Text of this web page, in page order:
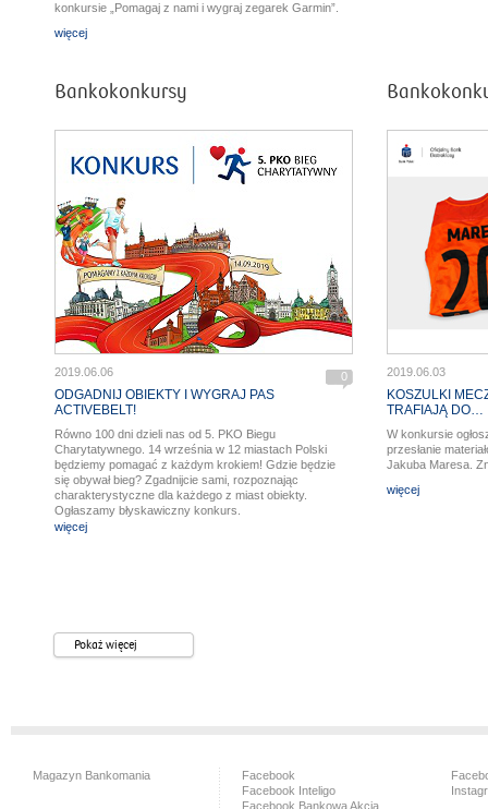
konkursie „Pomagaj z nami i wygraj zegarek Garmin”.
więcej
Bankokonkursy
0
2019.06.06
ODGADNIJ OBIEKTY I WYGRAJ PAS
ACTIVEBELT!
Równo 100 dni dzieli nas od 5. PKO Biegu
Charytatywnego. 14 września w 12 miastach Polski
będziemy pomagać z każdym krokiem! Gdzie będzie
się obywał bieg? Zgadnijcie sami, rozpoznając
charakterystyczne dla każdego z miast obiekty.
Ogłaszamy błyskawiczny konkurs.
więcej
2019.06.03
KOSZULKI
TRAFIAJĄ DO…
W konkursie
przesłanie
Jakuba Maresa.
więcej
Pokaż więcej
Magazyn Bankomania
Facebook
Facebook Inteligo
Facebook Bankowa Akcja